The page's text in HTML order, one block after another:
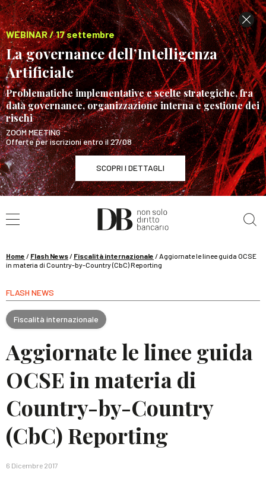
WEBINAR / 17 settembre
La governance dell’Intelligenza
Artificiale
Problematiche implementative e scelte strategiche, fra
data governance, organizzazione interna e gestione dei
rischi
ZOOM MEETING
Offerte per iscrizioni entro il 27/08
SCOPRI I DETTAGLI
WEBINAR / 17 settembre
La governance dell’Intelligenza Artificiale
Home / Flash News/ Fiscalità internazionale /Aggiornate le linee guida OCSE
in materia di Country-by-Country (CbC) Reporting
FLASH NEWS
Fiscalità internazionale
Aggiornate le linee guida
OCSE in materia di
Country-by-Country
(CbC) Reporting
6 Dicembre 2017